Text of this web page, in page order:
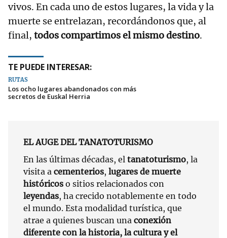
vivos. En cada uno de estos lugares, la vida y la
muerte se entrelazan, recordándonos que, al
final, todos compartimos el mismo destino.
TE PUEDE INTERESAR:
RUTAS
Los ocho lugares abandonados con más
secretos de Euskal Herria
EL AUGE DEL TANATOTURISMO
En las últimas décadas, el tanatoturismo, la
visita a cementerios, lugares de muerte
históricos o sitios relacionados con
leyendas, ha crecido notablemente en todo
el mundo. Esta modalidad turística, que
atrae a quienes buscan una conexión
diferente con la historia, la cultura y el